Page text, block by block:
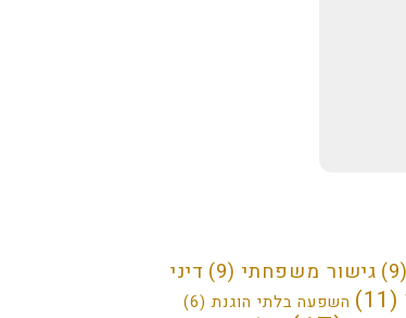
(9) גישור משפחתי (9)
דיני
(11) השפעה בלתי הוגנת (6)